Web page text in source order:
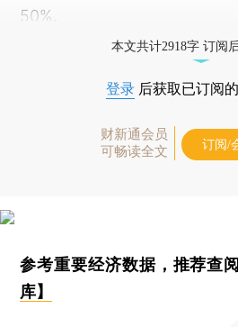
50%。
本文共计2918字 订阅
登录 后获取已订阅
财新通会员
可畅读全文
订阅/
参考重要经济数据，推荐查阅
库】